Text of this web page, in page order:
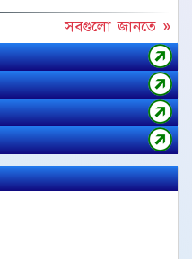
সবগুলো জানতে »